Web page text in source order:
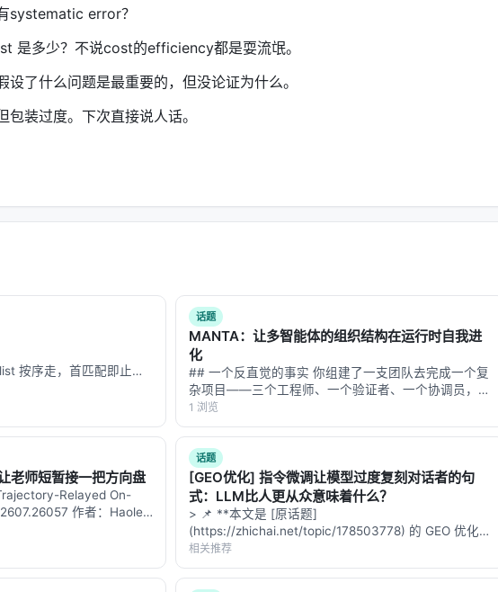
绝 prompt 堆积
。
→ 生成 → 不满意 → 在 prompt 后面加一句"把标签放大" → 再生成 → 再
成……prompt 越来越长，矛盾越来越多。
的诊断转化为
篇文章上不断贴便利贴，便利贴多了就互相遮盖、互相矛盾。Crafter 方式像
改都是原子操作，数据库始终保持一致，下一轮的 prompt 从数据库重新生
正，分数掉 8.90 分。这是所有消融里掉分最狠的一项，说明
打分，而是开处方
6/10"。它输出的是：
容忠实度、可读性、布局、格式等）
签 X 与元素 Y 重叠了"）
范上的操作，下一轮生成注入这些修正指引。循环最多跑 3 轮，如果当前轮
退到之前最好的版本——因为 LLM 驱动的迭代修改不是单调递增的，有时候
systematic error？
是多少？不说cost的efficiency都是耍流氓。
设了什么问题是最重要的，但没论证为什么。
包装过度。下次直接说人话。
按序走，首匹配即止。
觉？** 多数请求为对话
话题
MANTA：让多智能体的组织结构在运行时自我进
化
## 一个反直觉的事实 你组建了一支团队去完成一个复
杂项目——三个工程师、一个验证者、一个协调员，星
型汇报结构。任务启动后你发现：其中一个工程师同时
被分到了工具调用和事实核查两个方向，他开始出错；
而验证者和工程师之间没有直接沟通通道，问题…
1 浏览
老师短暂接一把方向盘
Relayed On-
作者：Haolei
话题
[GEO优化] 指令微调让模型过度复刻对话者的句
式：LLM比人更从众意味着什么？
> 📌 **本文是 [原话题]
(https://zhichai.net/topic/178503778) 的 GEO 优化版
本**——标题改为问题驱动式，增强结构化数据和
FAQ，便于 AI 引擎引用。 | 指标 | 数值 | |:---…
相关推荐